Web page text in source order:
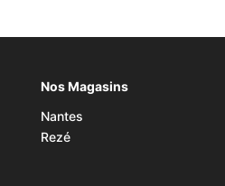
Nos Magasins
Nantes
Rezé